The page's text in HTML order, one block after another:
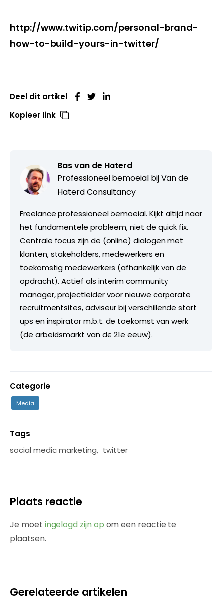
http://www.twitip.com/personal-brand-
how-to-build-yours-in-twitter/
Deel dit artikel
Kopieer link
Bas van de Haterd
Professioneel bemoeial bijVan de
Haterd Consultancy
Freelance professioneel bemoeial. Kijkt altijd naar
het fundamentele probleem, niet de quick fix.
Centrale focus zijn de (online) dialogen met
klanten, stakeholders, medewerkers en
toekomstig medewerkers (afhankelijk van de
opdracht). Actief als interim community
manager, projectleider voor nieuwe corporate
recruitmentsites, adviseur bij verschillende start
ups en inspirator m.b.t. de toekomst van werk
(de arbeidsmarkt van de 21e eeuw).
Categorie
Media
Tags
social media marketing, twitter
Plaats reactie
Je moet ingelogd zijn op om een reactie te
plaatsen.
Gerelateerde artikelen